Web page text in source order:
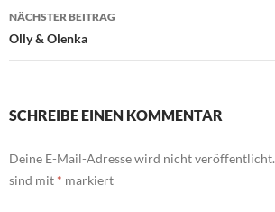
NÄCHSTER BEITRAG
Olly & Olenka
SCHREIBE EINEN KOMMENTAR
Deine E-Mail-Adresse wird nicht veröffentlicht.
sind mit * markiert